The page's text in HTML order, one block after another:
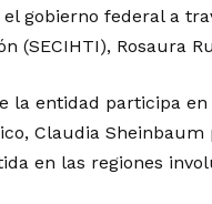
gobierno federal a
(SECIHTI), Rosaura
entidad participa en
Claudia
en las regiones